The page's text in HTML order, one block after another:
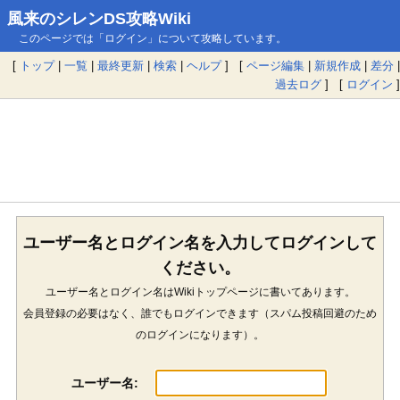
風来のシレンDS攻略Wiki
このページでは「ログイン」について攻略しています。
[ トップ| 一覧 | 最終更新 | 検索 | ヘルプ] [ ページ編集 | 新規作成 | 差分 |
過去ログ ] [ ログイン ]
ユーザー名とログイン名を入力してログインして
ください。
ユーザー名とログイン名はWikiトップページに書いてあります。
会員登録の必要はなく、誰でもログインできます（スパム投稿回避のため
のログインになります）。
ユーザー名: